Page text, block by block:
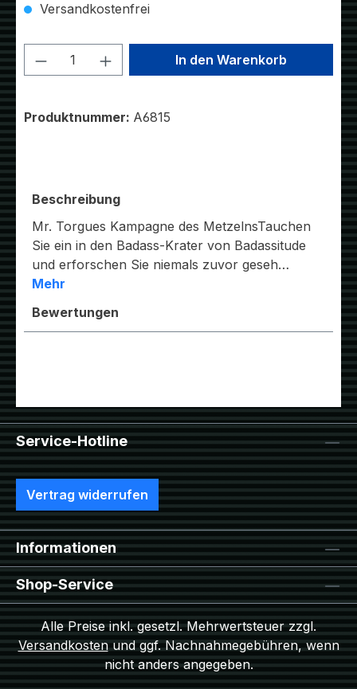
Versandkostenfrei
Produkt Anzahl: Gib den
In den Warenkorb
Produktnummer: A6815
Beschreibung
Mr. Torgues Kampagne des MetzelnsTauchen
Sie ein in den Badass-Krater von Badassitude
und erforschen Sie niemals zuvor geseh…
Mehr
Bewertungen
Service-Hotline
Vertrag widerrufen
Informationen
Shop-Service
Alle Preise inkl. gesetzl. Mehrwertsteuer zzgl.
Versandkostenund ggf. Nachnahmegebühren, wenn
nicht anders angegeben.